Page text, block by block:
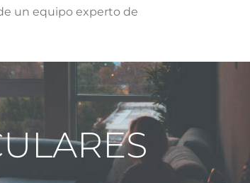
un equipo experto de